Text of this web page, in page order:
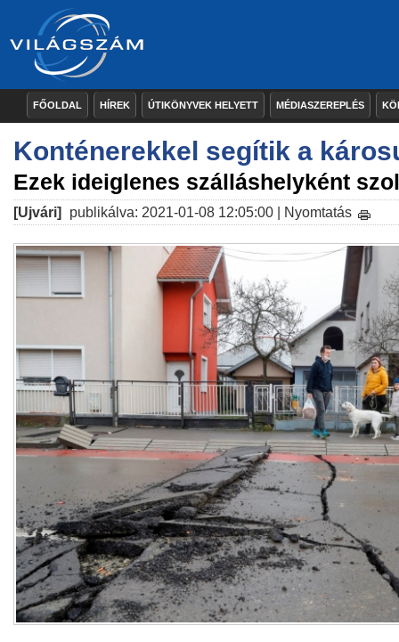
FŐOLDAL HÍREK ÚTIKÖNYVEK HELYETT MÉDIASZEREPLÉS
Konténerekkel segítik a
Ezek ideiglenes szálláshelyként
[Ujvári] publikálva: 2021-01-08 12:05:00 | Nyomtatás